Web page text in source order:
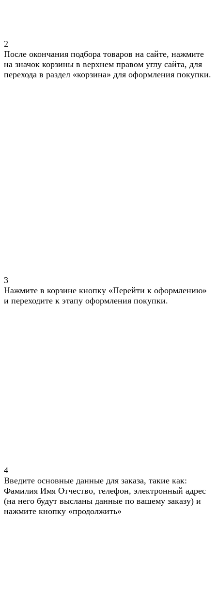
2
После окончания подбора товаров на сайте, нажмите
на значок корзины в верхнем правом углу сайта, для
перехода в раздел «корзина» для оформления покупки.
3
Нажмите в корзине кнопку «Перейти к оформлению»
и переходите к этапу оформления покупки.
4
Введите основные данные для заказа, такие как:
Фамилия Имя Отчество, телефон, электронный адрес
(на него будут высланы данные по вашему заказу) и
нажмите кнопку «продолжить»